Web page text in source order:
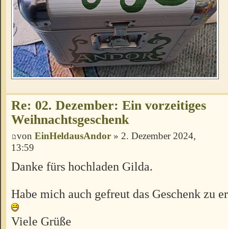
Re: 02. Dezember: Ein vorzeitiges
Weihnachtsgeschenk
von EinHeldausAndor » 2. Dezember 2024,
13:59
Danke fürs hochladen Gilda.
Habe mich auch gefreut das Geschenk zu
Viele Grüße